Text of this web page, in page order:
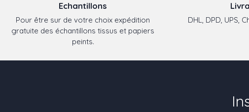
Echantillons
Pour être sur de votre choix expédition
gratuite des échantillons tissus et papiers
peints.
DHL, DPD, UPS,